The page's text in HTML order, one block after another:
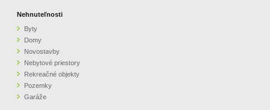
GARÁŽE
O NÁS
CENNÍK REALITNEJ INZERCIE
Nehnuteľnosti
Byty
Domy
Novostavby
Nebytové priestory
Rekreačné objekty
Pozemky
Garáže